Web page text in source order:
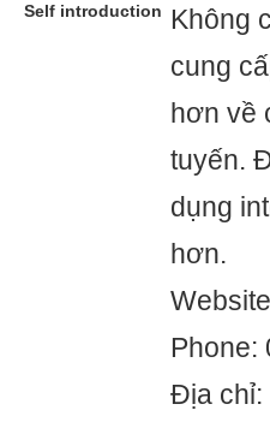
Self introduction
Không
cung
hơn về
tuyến.
dụng
hơn.
Phone:
Địa chỉ: